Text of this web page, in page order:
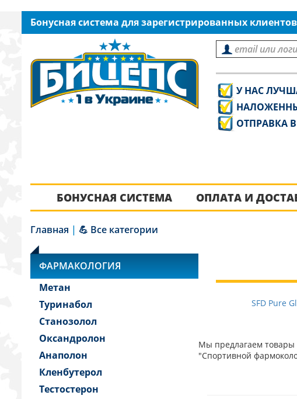
Бонусная система для зарегистрированных
У НАС
ОТПРАВКА
БОНУСНАЯ СИСТЕМА ОПЛАТА И
Главная | 💪 Все категории
ФАРМАКОЛОГИЯ
Метан
Туринабол
Станозолол
Оксандролон
Анаполон
Кленбутерол
Тестостерон
SFD Pure
Мы предлагаем товары
"Спортивной